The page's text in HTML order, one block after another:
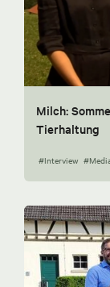
Milch:
Tierhaltung
#Interview